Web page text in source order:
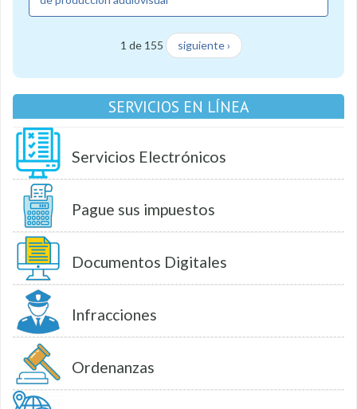
1 de 155 siguiente ›
SERVICIOS EN LÍNEA
Servicios Electrónicos
Pague sus impuestos
Documentos Digitales
Infracciones
Ordenanzas